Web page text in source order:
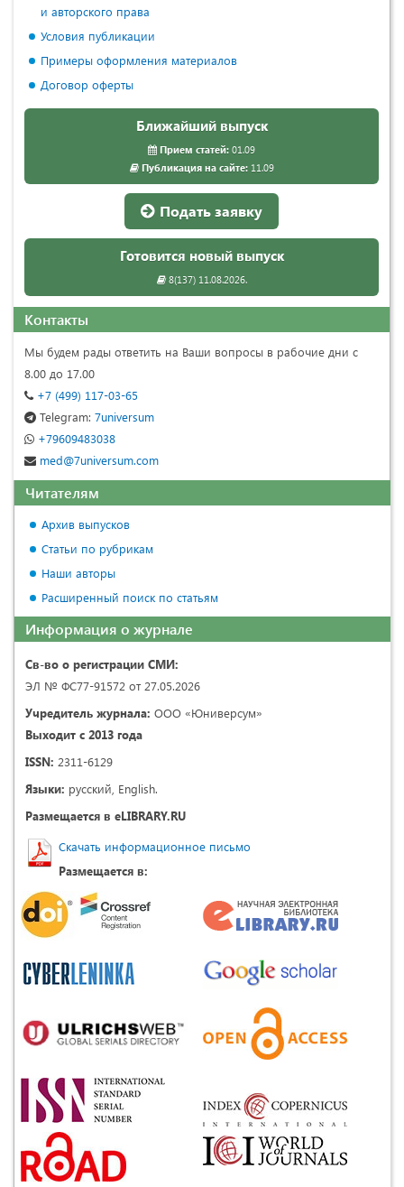
и авторского права
Условия публикации
Примеры оформления материалов
Договор оферты
Ближайший выпуск
Прием статей: 01.09
Публикация на сайте:11.09
Подать заявку
Готовится новый выпуск
8(137) 11.08.2026.
Контакты
Мы будем рады ответить на Ваши вопросы в рабочие дни с
8.00 до 17.00
+7 (499) 117-03-65
Telegram: 7universum
+79609483038
med@7universum.com
Читателям
Архив выпусков
Статьи по рубрикам
Наши авторы
Расширенный поиск по статьям
Информация о журнале
Св-во о регистрации СМИ:
ЭЛ № ФС77-91572 от 27.05.2026
Учредитель журнала: ООО «Юниверсум»
Выходит с 2013 года
ISSN: 2311-6129
Языки: русский, English.
Размещается в eLIBRARY.RU
Скачать информационное письмо
Размещается в: